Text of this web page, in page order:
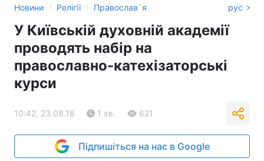
Новини › Релігії › Православ`я рус
У Київській духовній академії
проводять набір на
православно-катехізаторські
курси
10:42, 23.08.18 1 хв. 621
Підпишіться на нас в Google